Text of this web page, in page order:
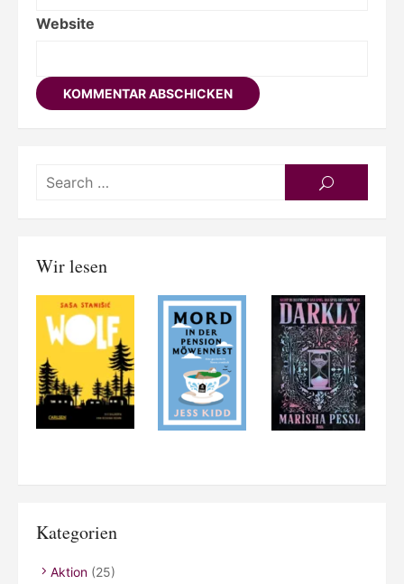
Website
SEARCH
Wir lesen
Kategorien
Aktion (25)